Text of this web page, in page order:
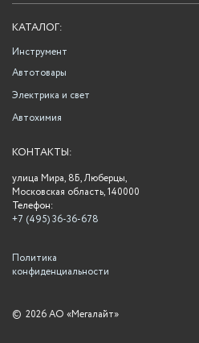
КАТАЛОГ:
Инструмент
Автотовары
Электрика и свет
Автохимия
КОНТАКТЫ:
улица Мира, 8Б, Люберцы,
Московская область, 140000
Телефон:
+7 (495) 36-36-678
Политика
конфиденциальности
© 2026 АО «Мегалайт»